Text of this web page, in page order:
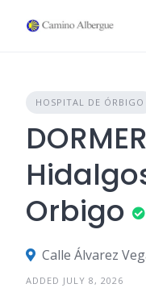
HOSPITAL DE ÓRBIGO
Orbigo
ADDED JULY 8, 2026